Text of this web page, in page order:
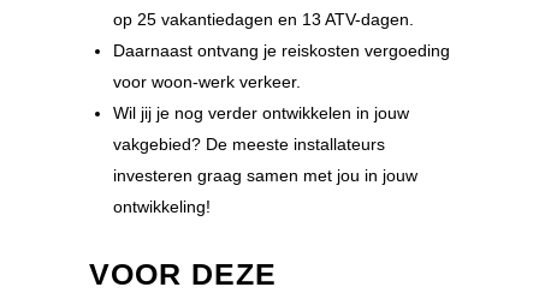
op 25 vakantiedagen en 13 ATV-dagen.
Daarnaast ontvang je reiskosten vergoeding
voor woon-werk verkeer.
Wil jij je nog verder ontwikkelen in jouw
vakgebied? De meeste installateurs
investeren graag samen met jou in jouw
ontwikkeling!
VOOR DEZE